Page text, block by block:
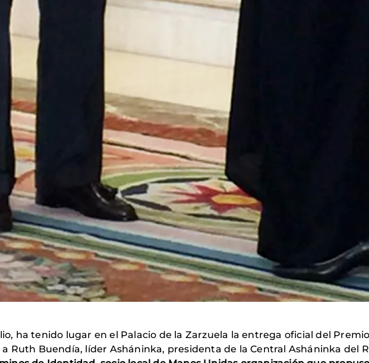
ha tenido lugar en el Palacio de la Zarzuela la entrega oficial del
Ruth Buendía, líder Asháninka, presidenta de la Central Asháninka del